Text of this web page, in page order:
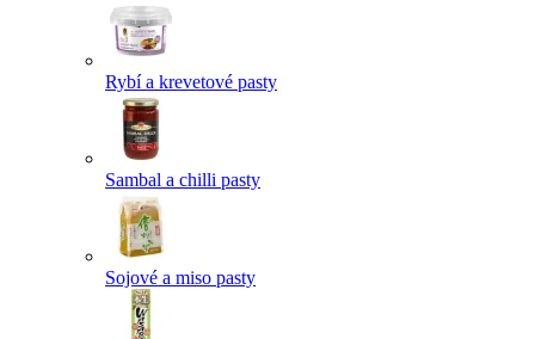
Rybí a krevetové pasty
Sambal a chilli pasty
Sojové a miso pasty